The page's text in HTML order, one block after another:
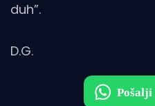
duh”.
D.G.